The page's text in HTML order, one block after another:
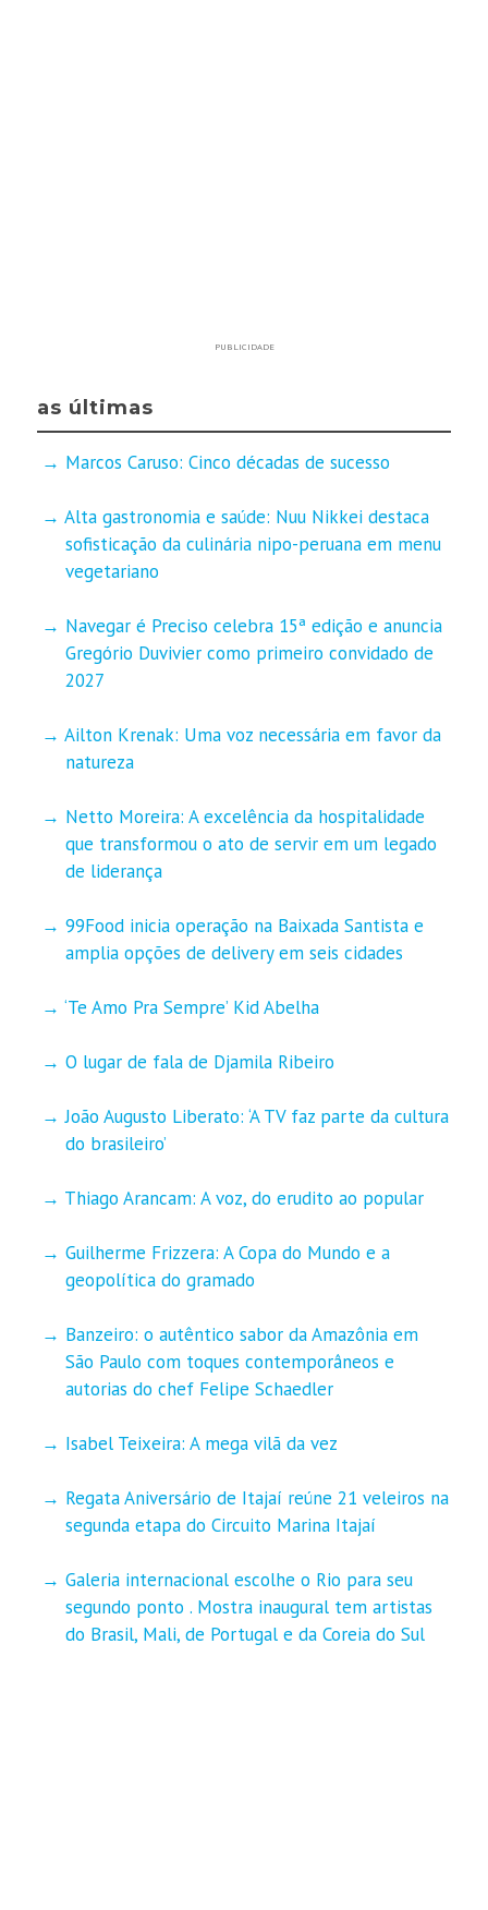
PUBLICIDADE
as últimas
Marcos Caruso: Cinco décadas de sucesso
Alta gastronomia e saúde: Nuu Nikkei destaca
sofisticação da culinária nipo-peruana em menu
vegetariano
Navegar é Preciso celebra 15ª edição e anuncia
Gregório Duvivier como primeiro convidado de
2027
Ailton Krenak: Uma voz necessária em favor da
natureza
Netto Moreira: A excelência da hospitalidade
que transformou o ato de servir em um legado
de liderança
99Food inicia operação na Baixada Santista e
amplia opções de delivery em seis cidades
‘Te Amo Pra Sempre’ Kid Abelha
O lugar de fala de Djamila Ribeiro
João Augusto Liberato: ‘A TV faz parte da cultura
do brasileiro’
Thiago Arancam: A voz, do erudito ao popular
Guilherme Frizzera: A Copa do Mundo e a
geopolítica do gramado
Banzeiro: o autêntico sabor da Amazônia em
São Paulo com toques contemporâneos e
autorias do chef Felipe Schaedler
Isabel Teixeira: A mega vilã da vez
Regata Aniversário de Itajaí reúne 21 veleiros na
segunda etapa do Circuito Marina Itajaí
Galeria internacional escolhe o Rio para seu
segundo ponto . Mostra inaugural tem artistas
do Brasil, Mali, de Portugal e da Coreia do Sul